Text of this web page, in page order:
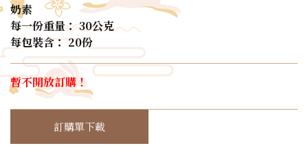
奶素
每一份重量： 30公克
每包裝含： 20份
暫不開放訂購！
訂購單下載